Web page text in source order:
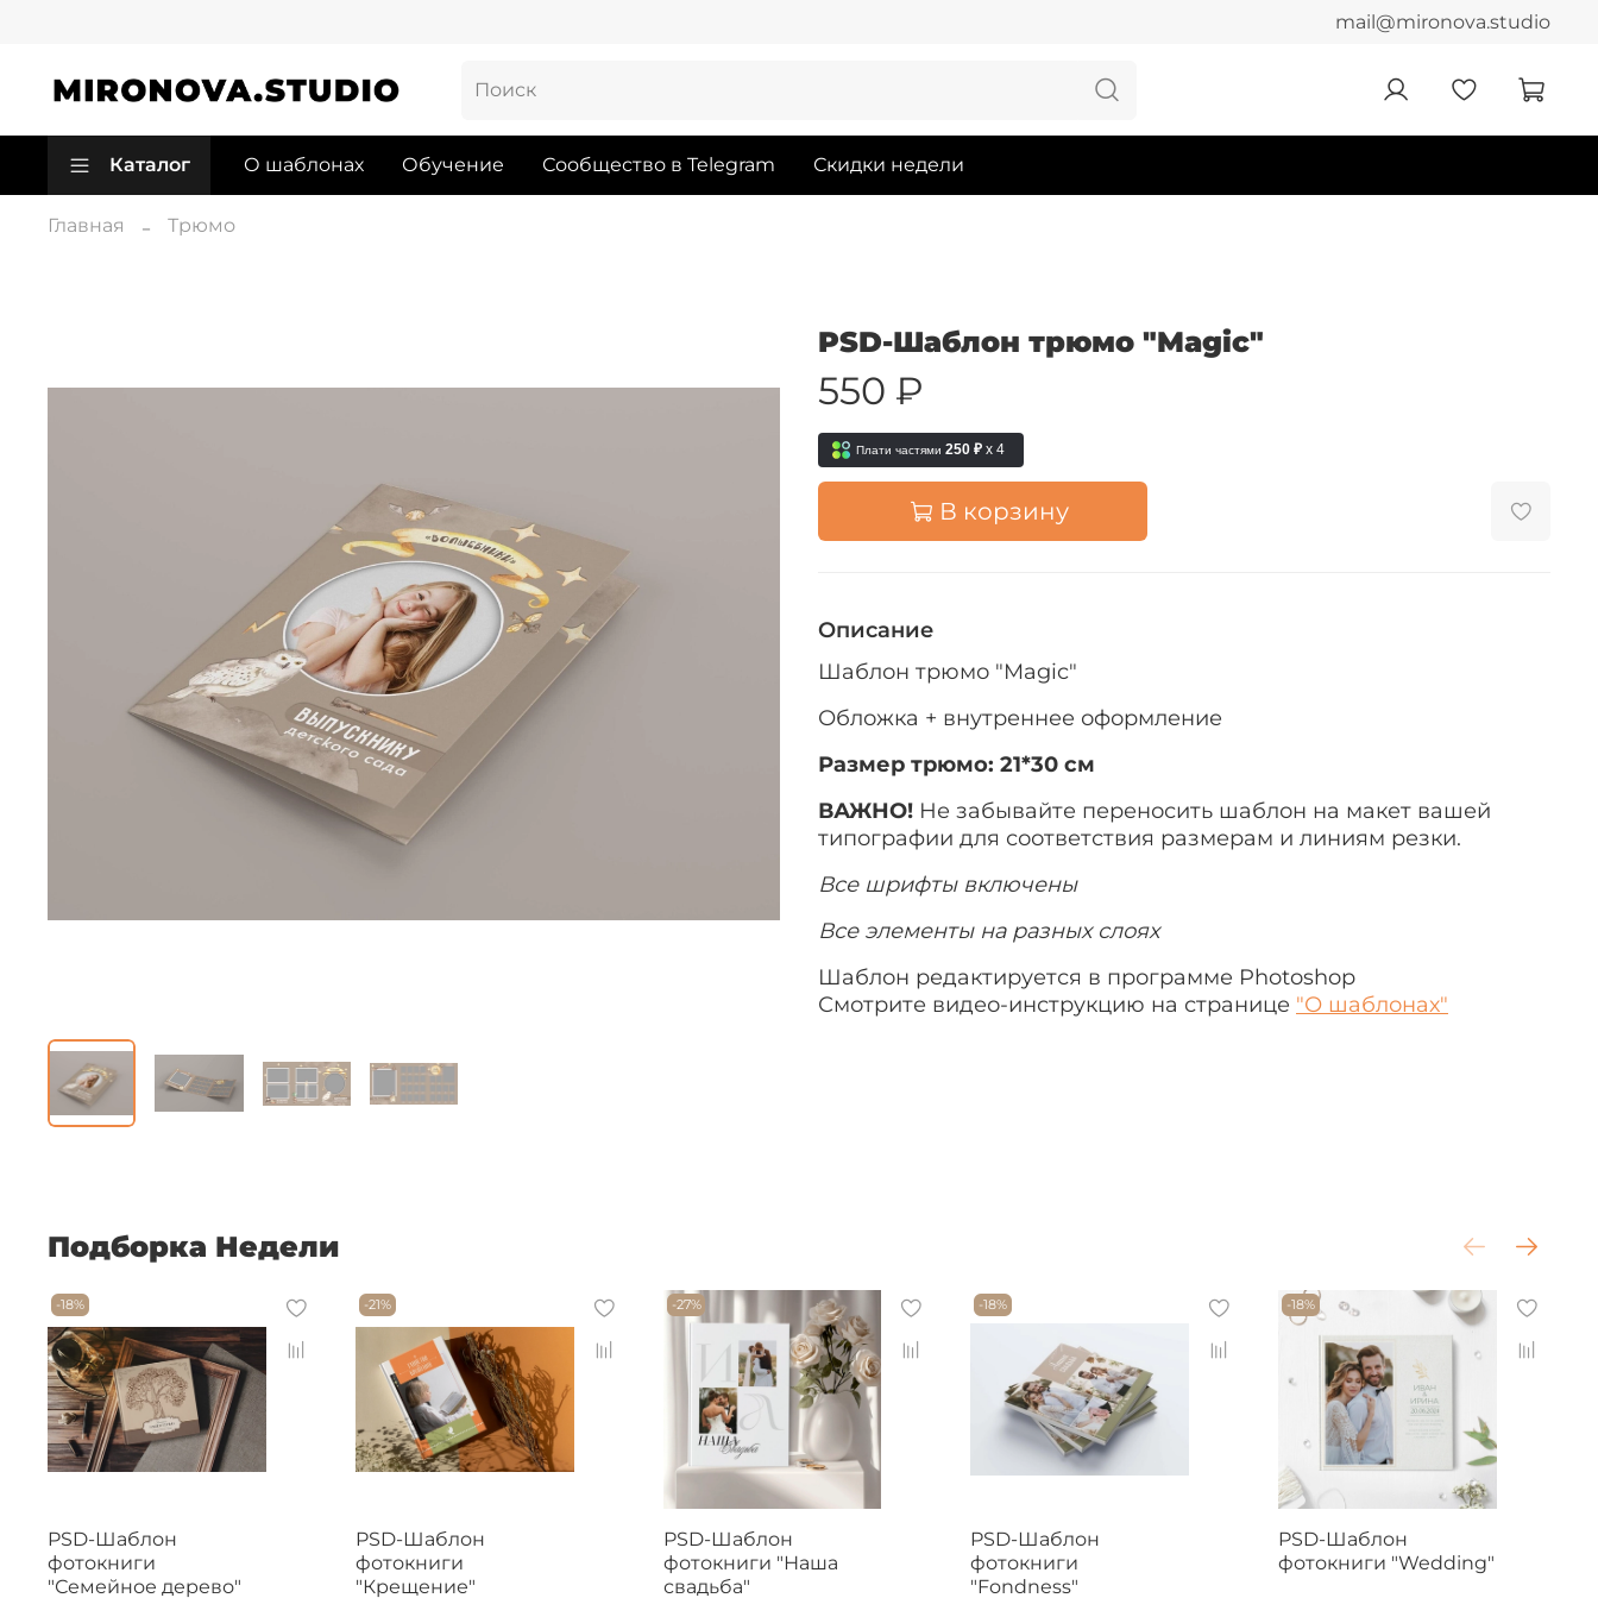
mail@mironova.studio
Каталог О шаблонах Обучение Сообщество в Telegram Скидки недели
Главная Трюмо
PSD-Шаблон трюмо "Magic"
550 ₽
Плати частями 250 ₽ x 4
В корзину
Описание
Шаблон трюмо "Magic"
Обложка + внутреннее оформление
Размер трюмо: 21*30 см
ВАЖНО! Не забывайте переносить шаблон на макет вашей
типографии для соответствия размерам и линиям резки.
Все шрифты включены
Все элементы на разных слоях
Шаблон редактируется в программе Photoshop
Смотрите видео-инструкцию на странице "О шаблонах"
Подборка Недели
-18%
PSD-Шаблон
фотокниги
"Семейное дерево"
-21%
PSD-Шаблон
фотокниги
"Крещение"
-27%
PSD-Шаблон
фотокниги "Наша
свадьба"
-18%
PSD-Шаблон
фотокниги
"Fondness"
-18%
PSD-Шаблон
фотокниги "Wedding"